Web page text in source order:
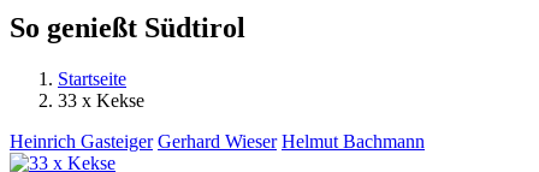
So genießt Südtirol
Sie sind hier
Startseite
33 x Kekse
Heinrich Gasteiger Gerhard Wieser Helmut Bachmann